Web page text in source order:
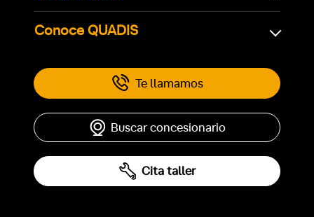
Conoce QUADIS
Te llamamos
Buscar concesionario
Cita taller